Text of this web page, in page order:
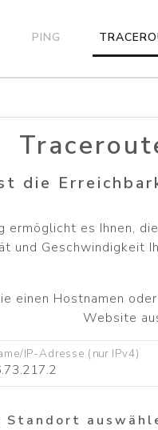
PING
die
ermöglicht es Ihnen,
und Geschwindigkeit
einen Hostnamen
Website
IP-Adresse (nur IPv4)